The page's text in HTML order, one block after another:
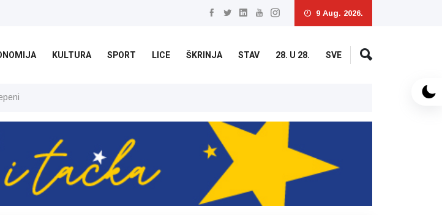
9 Aug. 2026.
KULTURA SPORT LICE ŠKRINJA STAV 28. U 28. SVE
U ponedjeljak pretežno vedro,